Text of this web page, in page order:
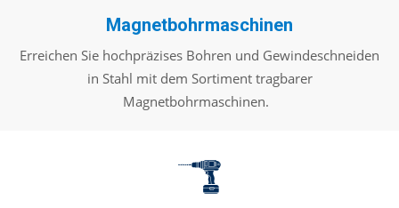
Magnetbohrmaschinen
Erreichen Sie hochpräzises Bohren und Gewindeschneiden
in Stahl mit dem Sortiment tragbarer
Magnetbohrmaschinen.